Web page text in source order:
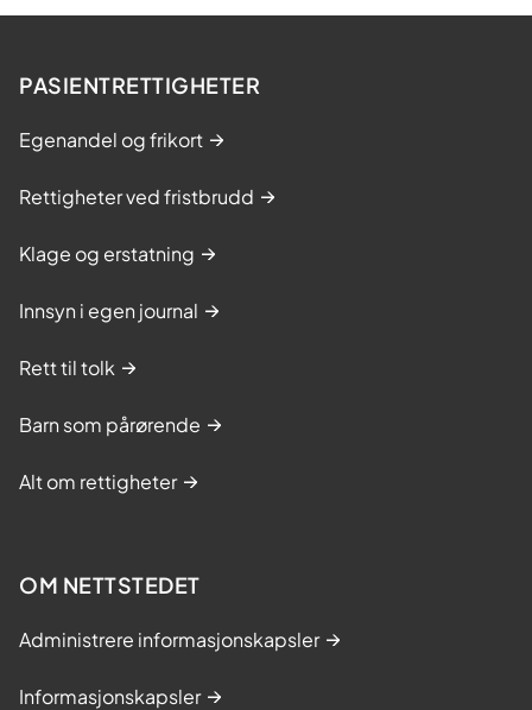
PASIENTRETTIGHETER
Egenandel og frikort
Rettigheter ved fristbrudd
Klage og erstatning
Innsyn i egen journal
Rett til tolk
Barn som pårørende
Alt om rettigheter
OM NETTSTEDET
Administrere informasjonskapsler
Informasjonskapsler